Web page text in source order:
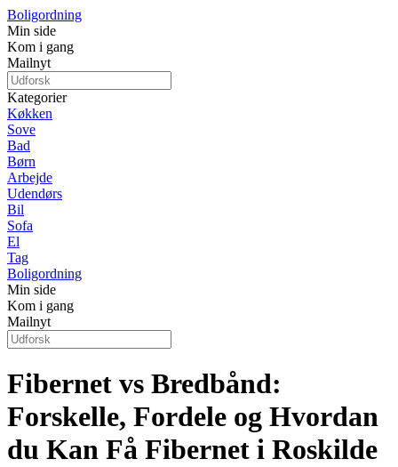
Boligordning
Min side
Kom i gang
Mailnyt
Kategorier
Køkken
Sove
Bad
Børn
Arbejde
Udendørs
Bil
Sofa
El
Tag
Boligordning
Min side
Kom i gang
Mailnyt
Fibernet vs Bredbånd:
Forskelle, Fordele og Hvordan
du Kan Få Fibernet i Roskilde